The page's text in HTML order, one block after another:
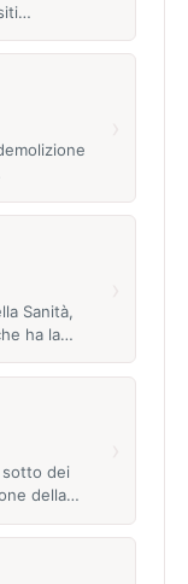
Sanità,
ha la…
dei
della…